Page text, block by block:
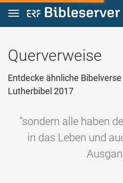
Zum Inhalt springen
Querverweise
Entdecke ähnliche Bibelverse
Lutherbibel 2017
"sondern alle haben
in das Leben und